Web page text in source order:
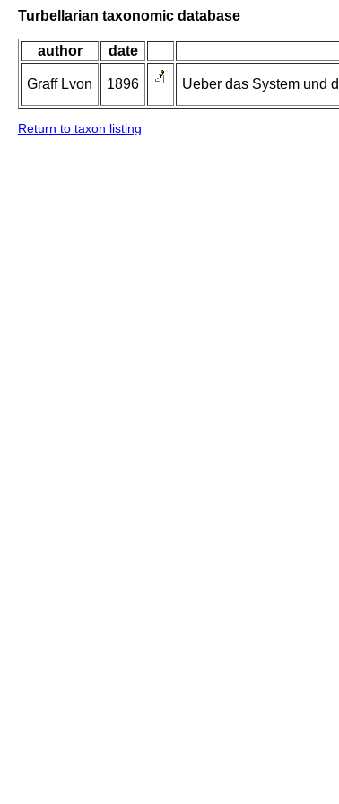
Turbellarian taxonomic database
author date
Graff Lvon 1896 Ueber das System und
Return to taxon listing